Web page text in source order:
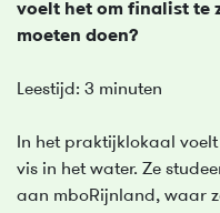
voelt het om finalist te
moeten doen?
Leestijd: 3 minuten
In het praktijklokaal
vis in het water. Ze
aan mboRijnland, waar